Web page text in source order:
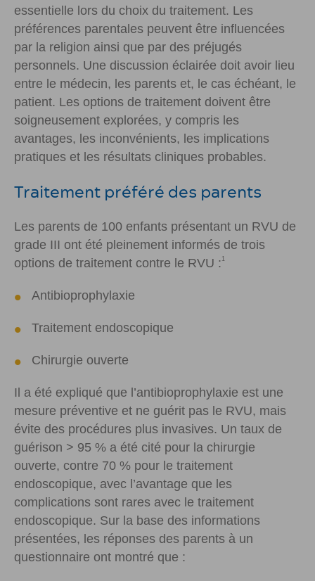
essentielle lors du choix du traitement. Les
préférences parentales peuvent être influencées
par la religion ainsi que par des préjugés
personnels. Une discussion éclairée doit avoir lieu
entre le médecin, les parents et, le cas échéant, le
patient. Les options de traitement doivent être
soigneusement explorées, y compris les
avantages, les inconvénients, les implications
pratiques et les résultats cliniques probables.
Traitement préféré des parents
Les parents de 100 enfants présentant un RVU de
grade III ont été pleinement informés de trois
options de traitement contre le RVU : 1
Antibioprophylaxie
Traitement endoscopique
Chirurgie ouverte
Il a été expliqué que l’antibioprophylaxie est une
mesure préventive et ne guérit pas le RVU, mais
évite des procédures plus invasives. Un taux de
guérison > 95 % a été cité pour la chirurgie
ouverte, contre 70 % pour le traitement
endoscopique, avec l’avantage que les
complications sont rares avec le traitement
endoscopique. Sur la base des informations
présentées, les réponses des parents à un
questionnaire ont montré que :